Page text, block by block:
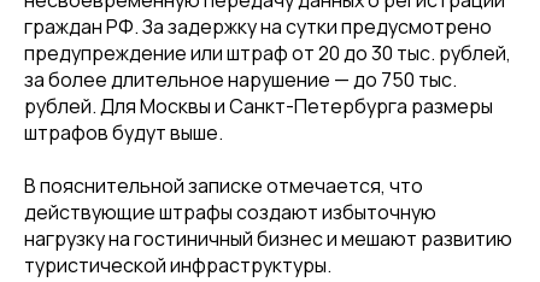
граждан РФ. За задержку на сутки предусмотрено
предупреждение или штраф от 20 до 30 тыс. рублей,
за более длительное нарушение — до 750 тыс.
рублей. Для Москвы и Санкт-Петербурга размеры
штрафов будут выше.
В пояснительной записке отмечается, что
действующие штрафы создают избыточную
нагрузку на гостиничный бизнес и мешают развитию
туристической инфраструктуры.